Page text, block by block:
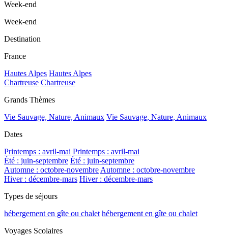
Week-end
Week-end
Destination
France
Hautes Alpes Hautes Alpes
Chartreuse Chartreuse
Grands Thèmes
Vie Sauvage, Nature, Animaux Vie Sauvage, Nature, Animaux
Dates
Printemps : avril-mai Printemps : avril-mai
Été : juin-septembre Été : juin-septembre
Automne : octobre-novembreAutomne : octobre-novembre
Hiver : décembre-mars Hiver : décembre-mars
Types de séjours
hébergement en gîte ou chalet hébergement en gîte ou chalet
Voyages Scolaires